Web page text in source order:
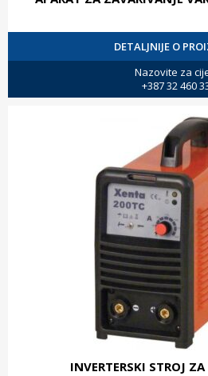
DETALJNIJE O
Nazovite za
+387 32 460
INVERTERSKI STROJ